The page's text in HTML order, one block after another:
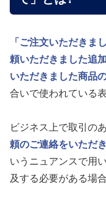
「ご注文いただきま
頼いただきました追
いただきました商品
合いで使われている表
ビジネス上で取引の
頼のご連絡をいただ
いうニュアンスで用
及する必要がある場